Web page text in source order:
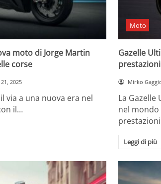
moto di Jorge Martin
corse
2025
via a una nuova era nel
il…
Moto
Gazelle
Mirko
La
nel mondo
Leggi di più